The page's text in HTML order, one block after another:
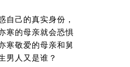
自己的真实身份，
寒的母亲就会恐惧
寒敬爱的母亲和舅
男人又是谁？